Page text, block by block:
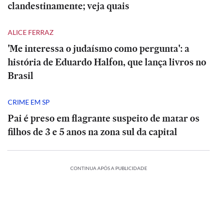
clandestinamente; veja quais
ALICE FERRAZ
'Me interessa o judaísmo como pergunta': a
história de Eduardo Halfon, que lança livros no
Brasil
CRIME EM SP
Pai é preso em flagrante suspeito de matar os
filhos de 3 e 5 anos na zona sul da capital
CONTINUA APÓS A PUBLICIDADE